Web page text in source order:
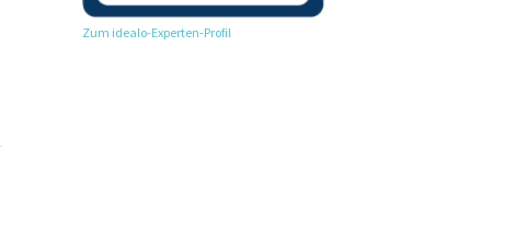
Zum idealo-Experten-Profil